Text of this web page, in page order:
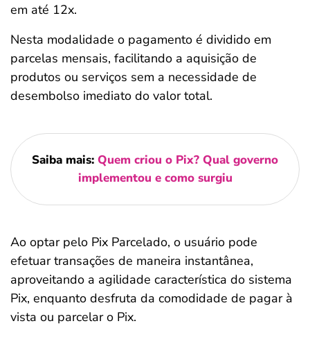
em até 12x.
Nesta modalidade o pagamento é dividido em
parcelas mensais, facilitando a aquisição de
produtos ou serviços sem a necessidade de
desembolso imediato do valor total.
Saiba mais: Quem criou o Pix? Qual governo
implementou e como surgiu
Ao optar pelo Pix Parcelado, o usuário pode
efetuar transações de maneira instantânea,
aproveitando a agilidade característica do sistema
Pix, enquanto desfruta da comodidade de pagar à
vista ou parcelar o Pix.